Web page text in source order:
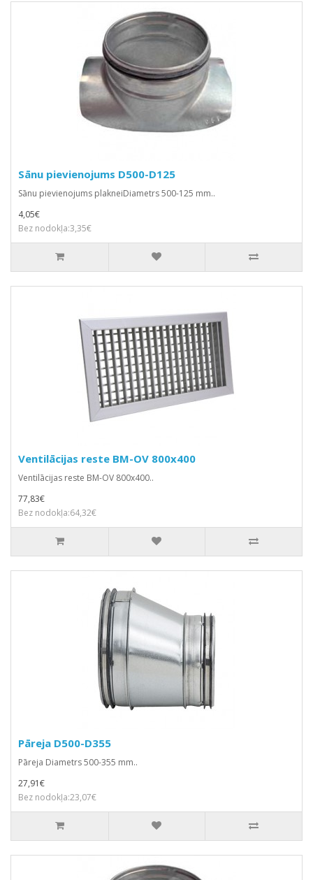
Sānu pievienojums D500-D125
Sānu pievienojums plakneiDiametrs 500-125 mm..
4,05€
Bez nodokļa:3,35€
Ventilācijas reste BM-OV 800x400
Ventilācijas reste BM-OV 800x400..
77,83€
Bez nodokļa:64,32€
Pāreja D500-D355
Pāreja Diametrs 500-355 mm..
27,91€
Bez nodokļa:23,07€